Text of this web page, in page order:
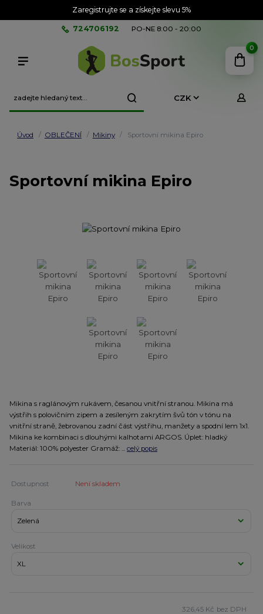
Zaregistrujte se a získejte slevu 5%
CZK
724706192 PO-NE 8:00 - 20:00
0
Úvod OBLEČENÍ Mikiny Sportovní mikina Epiro
Sportovní mikina Epiro
Mikina s raglánovým rukávem, česanou vnitřní stranou. Mikina má
výstřih s polovičním zipem a zesíleným zakrytím švů tón v tónu na
vnitřní straně, žebrovanou zadní část výstřihu, manžety a spodní lem 1x1.
Mikina ke kombinaci s dlouhými kalhotami ARGOS. Úplet: hladký
Materiál: 100% polyester Gramáž: ... celý popis
Dostupnost Není skladem
Barva
Velikost
326,45 Kč bez DPH